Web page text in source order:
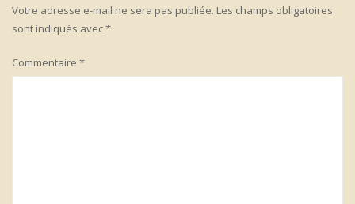
Votre adresse e-mail ne sera pas publiée. Les champs obligatoires
sont indiqués avec*
Commentaire *